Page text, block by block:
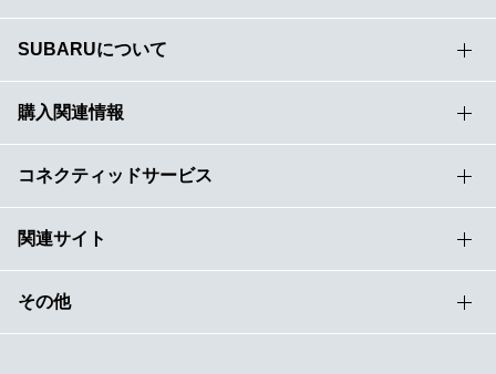
SUBARUについて
購入関連情報
コネクティッドサービス
関連サイト
その他